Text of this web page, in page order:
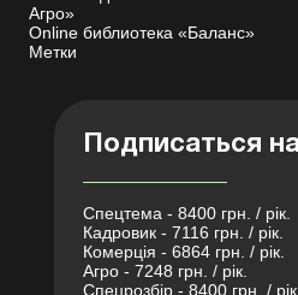
Агро»
Online библиотека «Баланс»
Метки
Подписаться
Спецтема - 8400 грн. / рік.
Кадровик - 7116 грн. / рік.
Комерція - 6864 грн. / рік.
Агро - 7248 грн. / рік.
Спецрозбір - 8400 грн. / рік.